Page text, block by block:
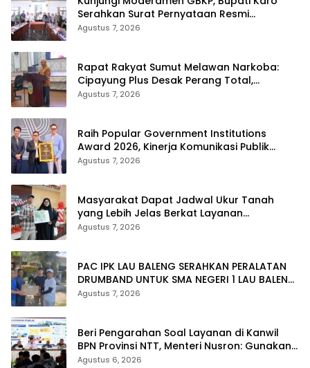
Serahkan Surat Pernyataan Resmi
Penyerahan Aset RSUD Kabanjahe
Agustus 7, 2026
Rapat Rakyat Sumut Melawan Narkoba:
Cipayung Plus Desak Perang Total,
Generasi Muda Jadi Benteng Utama
Agustus 7, 2026
Raih Popular Government Institutions
Award 2026, Kinerja Komunikasi Publik
Kementerian ATR/BPN Kembali Diakui
Agustus 7, 2026
Masyarakat Dapat Jadwal Ukur Tanah
yang Lebih Jelas Berkat Layanan
Pengukuran Terjadwal
Agustus 7, 2026
PAC IPK LAU BALENG SERAHKAN PERALATAN
DRUMBAND UNTUK SMA NEGERI 1 LAU BALENG
SAMBUT HUT RI KE-81
Agustus 7, 2026
Beri Pengarahan Soal Layanan di Kanwil
BPN Provinsi NTT, Menteri Nusron: Gunakan
Sudut Pandang Masyarakat
Agustus 6, 2026